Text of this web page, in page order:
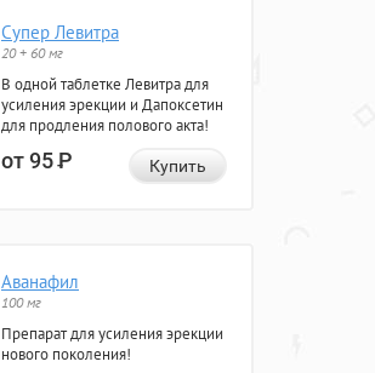
Супер Левитра
20 + 60 мг
В одной таблетке Левитра для
усиления эрекции и Дапоксетин
для продления полового акта!
от 95Р Купить
Аванафил
100 мг
Препарат для усиления эрекции
нового поколения!